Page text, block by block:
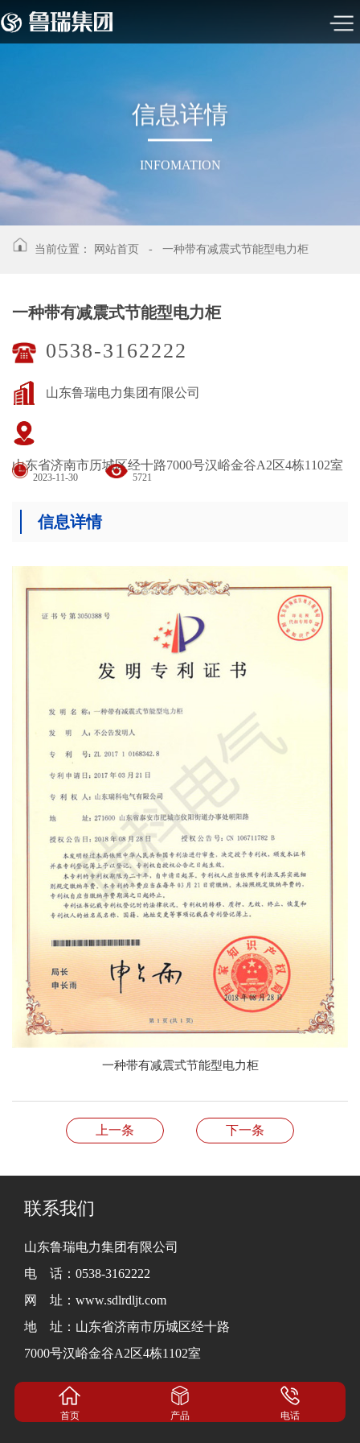
信息详情
INFOMATION
当前位置： 网站首页 - 一种带有减震式节能型电力柜
一种带有减震式节能型电力柜
0538-3162222
山东鲁瑞电力集团有限公司
山东省济南市历城区经十路7000号汉峪金谷A2区4栋1102室
2023-11-30 5721
信息详情
一种带有减震式节能型电力柜
上一条 下一条
联系我们
山东鲁瑞电力集团有限公司
电 话：0538-3162222
网 址：www.sdlrdljt.com
地 址：山东省济南市历城区经十路
7000号汉峪金谷A2区4栋1102室
首页 产品 电话